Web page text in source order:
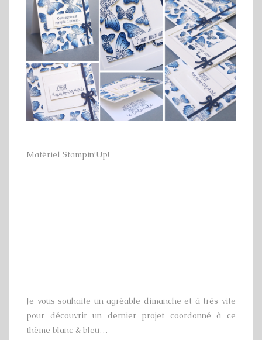
Matériel Stampin’Up!
Je vous souhaite un agréable dimanche et à très vite
pour découvrir un dernier projet coordonné à ce
thème blanc & bleu…